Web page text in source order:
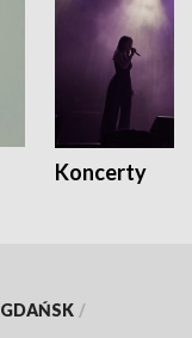
Koncerty
GDAŃSK /